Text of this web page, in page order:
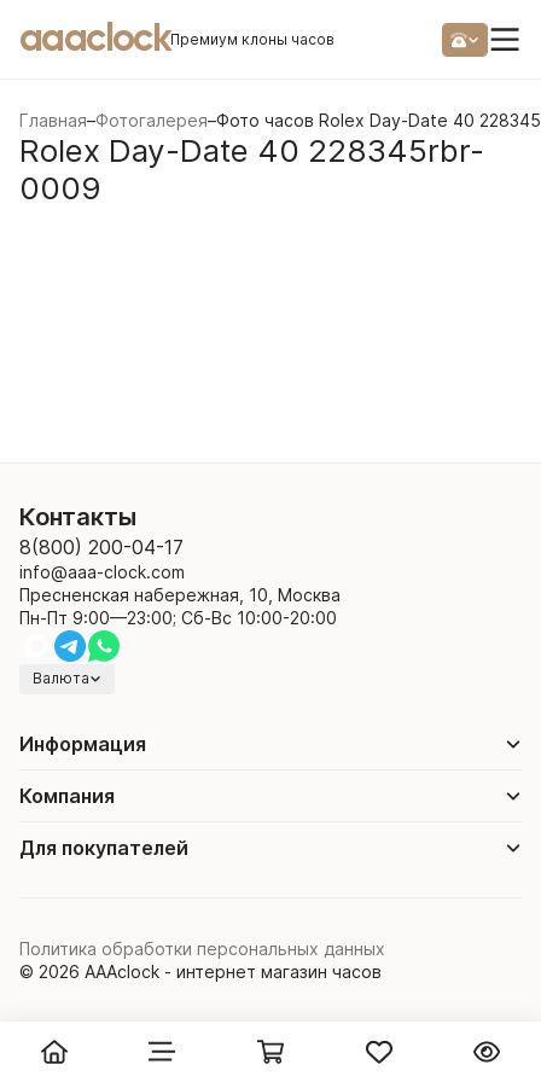
aaaclockПремиум клоны часов
Главная–Фотогалерея–Фото часов Rolex Day-Date 40
Rolex Day-Date 40 228345rbr-
0009
Контакты
8(800) 200-04-17
info@aaa-clock.com
Пресненская набережная, 10, Москва
Пн-Пт 9:00—23:00; Сб-Вс 10:00-20:00
Валюта
Информация
Компания
Для покупателей
© 2026 AAAclock - интернет магазин часов
Политика обработки персональных данных